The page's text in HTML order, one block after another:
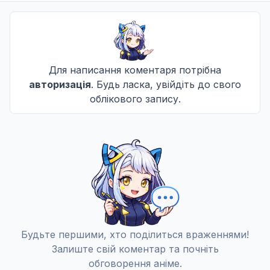
11 епізод
Дата уточнюється
Для написання коментаря потрібна
авторизація. Будь ласка, увійдіть до свого
облікового запису.
Будьте першими, хто поділиться враженнями!
Залиште свій коментар та почніть
обговорення аніме.